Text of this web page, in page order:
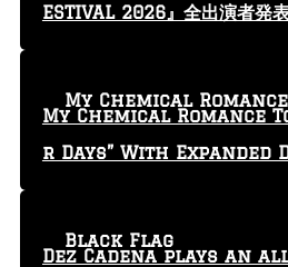
ESTIVAL 2026』全出演者発
My Chemical Romance
r Days” With Expanded
My Chemical Romance
Dez Cadena plays an
Black Flag